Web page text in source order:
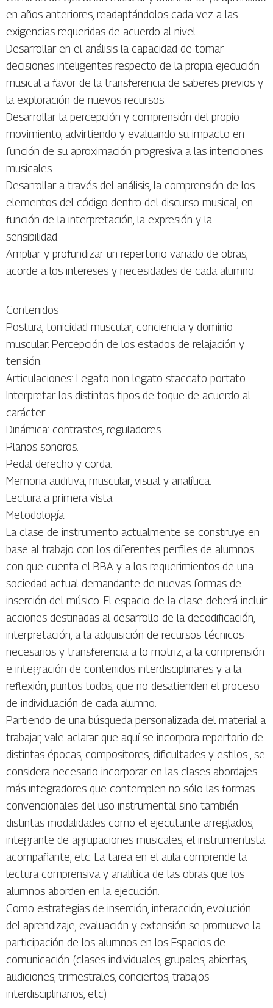
en años anteriores, readaptándolos cada vez a las
exigencias requeridas de acuerdo al nivel.
Desarrollar en el análisis la capacidad de tomar
decisiones inteligentes respecto de la propia ejecución
musical a favor de la transferencia de saberes previos y
la exploración de nuevos recursos.
Desarrollar la percepción y comprensión del propio
movimiento, advirtiendo y evaluando su impacto en
función de su aproximación progresiva a las intenciones
musicales.
Desarrollar a través del análisis, la comprensión de los
elementos del código dentro del discurso musical, en
función de la interpretación, la expresión y la
sensibilidad.
Ampliar y profundizar un repertorio variado de obras,
acorde a los intereses y necesidades de cada alumno.
Contenidos
Postura, tonicidad muscular, conciencia y dominio
muscular. Percepción de los estados de relajación y
tensión.
Articulaciones: Legato-non legato-staccato-portato.
Interpretar los distintos tipos de toque de acuerdo al
carácter.
Dinámica: contrastes, reguladores.
Planos sonoros.
Pedal derecho y corda.
Memoria auditiva, muscular, visual y analítica.
Lectura a primera vista.
Metodología
La clase de instrumento actualmente se construye en
base al trabajo con los diferentes perfiles de alumnos
con que cuenta el BBA y a los requerimientos de una
sociedad actual demandante de nuevas formas de
inserción del músico. El espacio de la clase deberá incluir
acciones destinadas al desarrollo de la decodificación,
interpretación, a la adquisición de recursos técnicos
necesarios y transferencia a lo motriz, a la comprensión
e integración de contenidos interdisciplinares y a la
reflexión, puntos todos, que no desatienden el proceso
de individuación de cada alumno.
Partiendo de una búsqueda personalizada del material a
trabajar, vale aclarar que aquí se incorpora repertorio de
distintas épocas, compositores, dificultades y estilos , se
considera necesario incorporar en las clases abordajes
más integradores que contemplen no sólo las formas
convencionales del uso instrumental sino también
distintas modalidades como el ejecutante arreglados,
integrante de agrupaciones musicales, el instrumentista
acompañante, etc. La tarea en el aula comprende la
lectura comprensiva y analítica de las obras que los
alumnos aborden en la ejecución.
Como estrategias de inserción, interacción, evolución
del aprendizaje, evaluación y extensión se promueve la
participación de los alumnos en los Espacios de
comunicación (clases individuales, grupales, abiertas,
audiciones, trimestrales, conciertos, trabajos
interdisciplinarios, etc)